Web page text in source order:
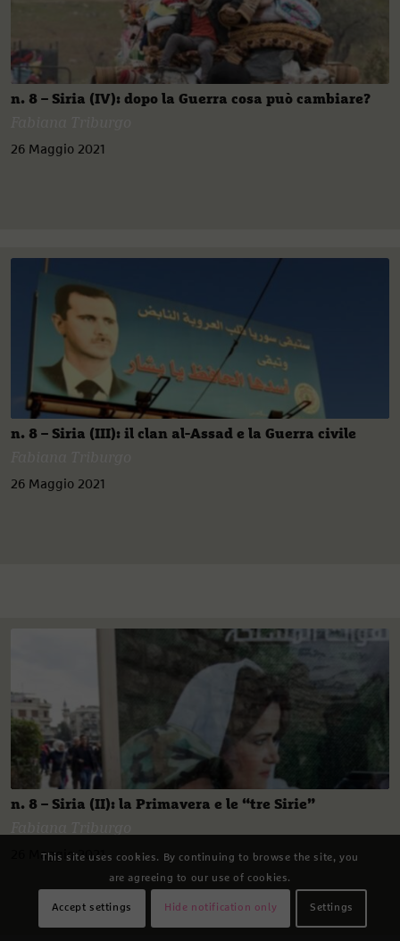
n. 8 – Siria (IV): dopo la Guerra cosa può cambiare?
26 Maggio 2021
n. 8 – Siria (III): il clan al-Assad e la Guerra civile
26 Maggio 2021
n. 8 – Siria (II): la Primavera e le “tre Sirie”
26 Maggio 2021
This site uses cookies. By continuing to browse the site, you
are agreeing to our use of cookies.
Accept settings Hide notification only Settings